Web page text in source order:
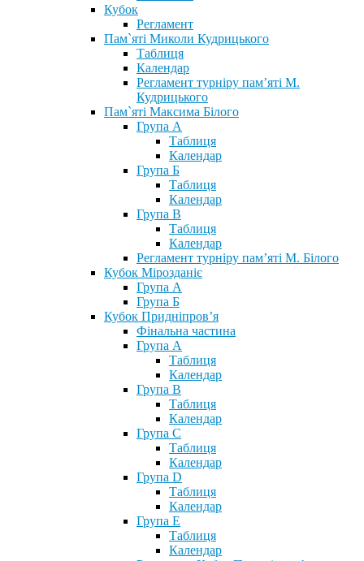
Кубок
Регламент
Пам`яті Миколи Кудрицького
Таблиця
Календар
Регламент турніру пам’яті М.
Кудрицького
Пам`яті Максима Білого
Група А
Таблиця
Календар
Група Б
Таблиця
Календар
Група В
Таблиця
Календар
Регламент турніру пам’яті М. Білого
Кубок Мірозданіє
Група А
Група Б
Кубок Придніпров’я
Фінальна частина
Група А
Таблиця
Календар
Група В
Таблиця
Календар
Група С
Таблиця
Календар
Група D
Таблиця
Календар
Група Е
Таблиця
Календар